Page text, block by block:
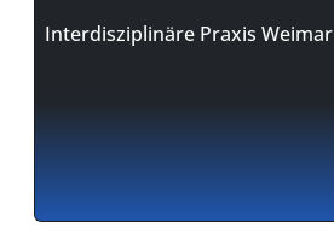
Interdisziplinäre Praxis Weimar